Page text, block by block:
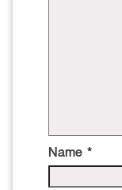
Name *